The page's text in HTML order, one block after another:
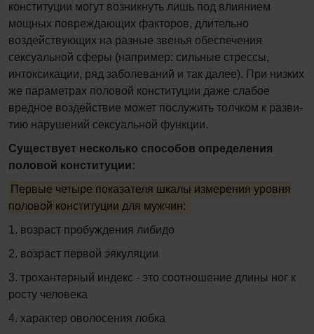
конституции могут возникнуть лишь под влиянием
мощных повреждающих факторов, длительно
воздейству­ющих на разные звенья обеспечения
сексуальной сферы (например: сильные стрессы,
интоксикации, ряд заболеваний и так далее). При низких
же параметрах половой конституции даже слабое
вредное воздействие может послужить толчком к разви­
тию нарушений сексуальной функции.
Существует несколько способов определения
половой конституции:
Первые четыре показателя шкалы измерения уровня
половой конституции для мужчин:
1. воз­раст пробуждения либидо
2. возраст первой эякуляции
3. трохантерный индекс - это соотношение длины ног к
росту человека
4. характер оволосения лобка